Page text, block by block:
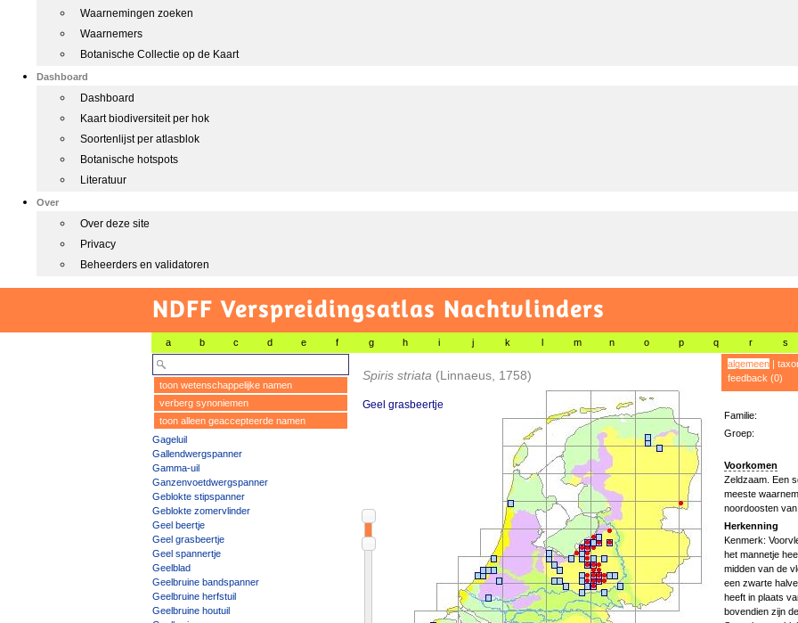
Waarnemingen zoeken
Waarnemers
Botanische Collectie op de Kaart
Dashboard
Dashboard
Kaart biodiversiteit per hok
Soortenlijst per atlasblok
Botanische hotspots
Literatuur
Over
Over deze site
Privacy
Beheerders en validatoren
NDFF Verspreidingsatlas Nachtvlinders
a b c d e f g h i j k l m n o p q r s
toon wetenschappelijke namen
verberg synoniemen
toon alleen geaccepteerde namen
Gageluil
Gallendwergspanner
Gamma-uil
Ganzenvoetdwergspanner
Geblokte stipspanner
Geblokte zomervlinder
Geel beertje
Geel grasbeertje
Geel spannertje
Geelblad
Geelbruine bandspanner
Geelbruine herfstuil
Geelbruine houtuil
Spiris striata (Linnaeus, 1758)
Geel grasbeertje
algemeen|
feedback (0)
Familie:
Groep:
Voorkomen
Zeldzaam. Een
meeste
noordoosten
Herkenning
Kenmerk:
het mannetje
midden van de
een zwarte
heeft in plaats
bovendien zijn